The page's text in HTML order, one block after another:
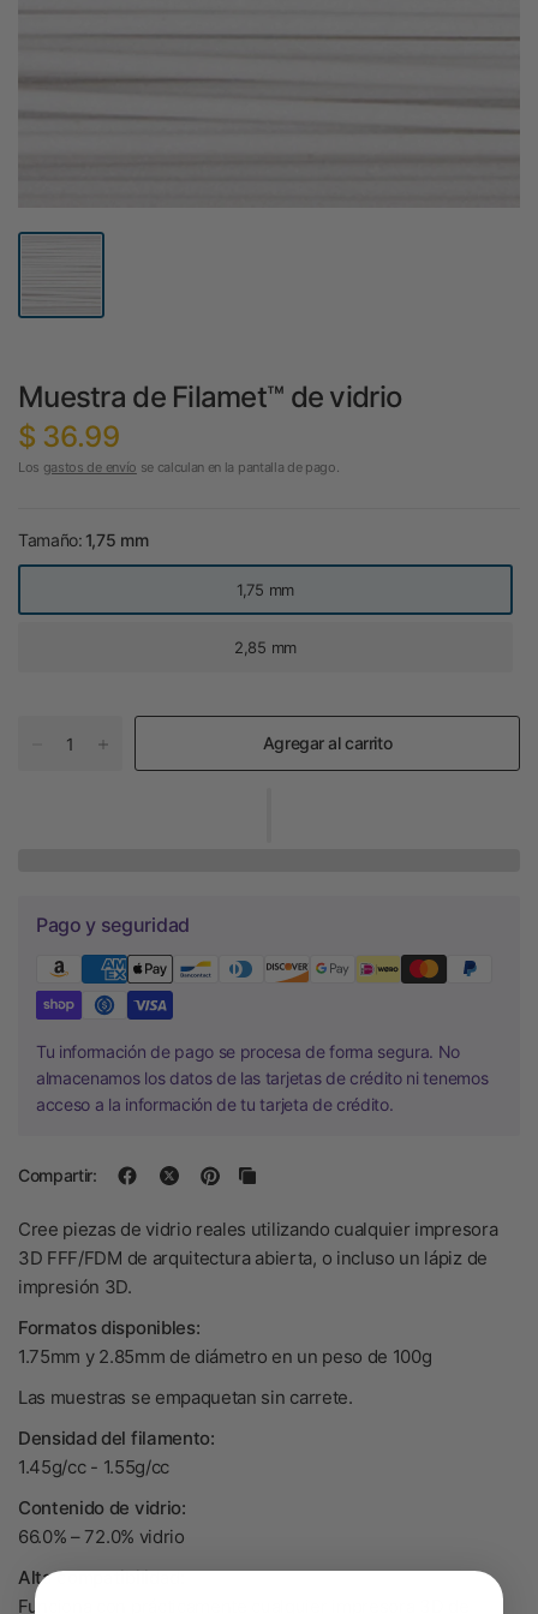
Muestra de Filamet™ de vidrio
$ 36.99
Los gastos de envío se calculan en la pantalla de pago.
Tamaño: 1,75 mm
1,75 mm
2,85 mm
Agregar al carrito
Pago y seguridad
Tu información de pago se procesa de forma segura. No
almacenamos los datos de las tarjetas de crédito ni tenemos
acceso a la información de tu tarjeta de crédito.
Compartir:
Cree piezas de vidrio reales utilizando cualquier impresora
3D FFF/FDM de arquitectura abierta, o incluso un lápiz de
impresión 3D.
Formatos disponibles:
1.75mm y 2.85mm de diámetro en un peso de 100g
Las muestras se empaquetan sin carrete.
Densidad del filamento:
1.45g/cc - 1.55g/cc
Contenido de vidrio:
66.0% – 72.0% vidrio
Alta compatibilidad:
Funciona con prácticamente cualquier impresora 3D de